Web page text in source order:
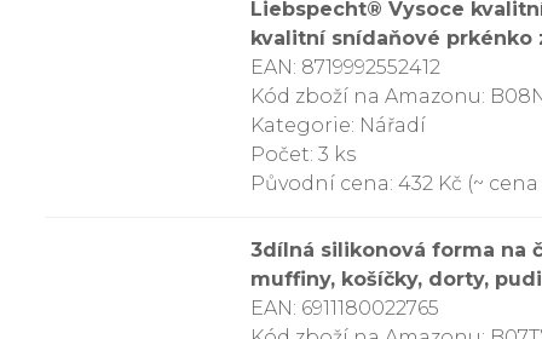
Liebspecht® Vysoce
kvalitní snídaňové prkénko
EAN: 8719992552412
Kód zboží na Amazonu:
Kategorie: Nářadí
Počet: 3 ks
Původní cena: 432 Kč (~ cena
3dílná silikonová forma na
muffiny, košíčky, dorty,
EAN: 6911180022765